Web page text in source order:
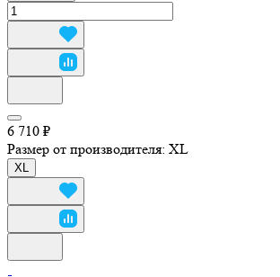
6 710 ₽
Размер от производителя: XL
XL